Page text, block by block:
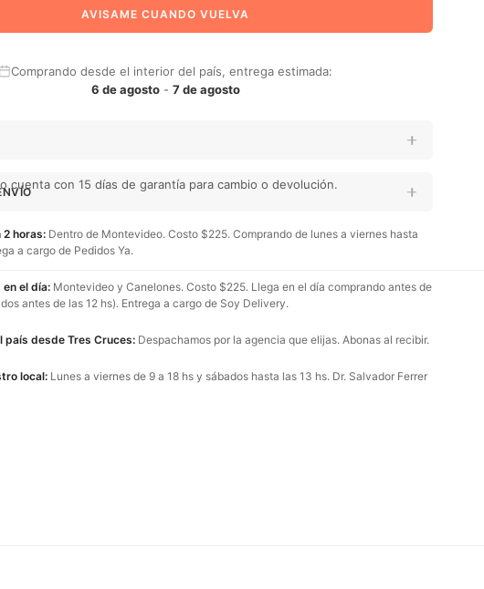
AVISAME CUANDO VUELVA
Comprando desde el interior del país, entrega estimada:
6 de agosto- 7 de agosto
cuenta con 15 días de garantía para cambio o devolución.
2 horas: Dentro de Montevideo. Costo $225. Comprando de lunes a viernes hasta
a cargo de Pedidos Ya.
en el día: Montevideo y Canelones. Costo $225. Llega en el día comprando antes de
antes de las 12 hs). Entrega a cargo de Soy Delivery.
país desde Tres Cruces: Despachamos por la agencia que elijas. Abonas al recibir.
local: Lunes a viernes de 9 a 18 hs y sábados hasta las 13 hs. Dr. Salvador Ferrer